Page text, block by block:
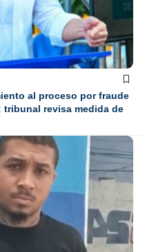
al proceso por fraude
tribunal revisa medida de